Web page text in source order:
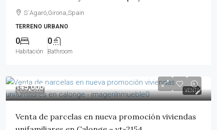
S´Agaró,Girona,Spain
TERRENO URBANO
0
Habitación
0
Bathroom
DESTACADO VENTA
145,000€
Venta de parcelas en nueva promoción viviendas